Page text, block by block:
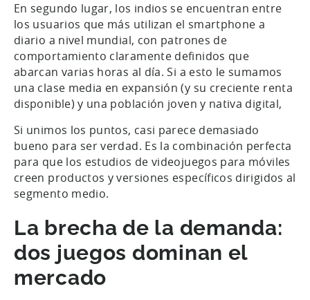
En segundo lugar, los indios se encuentran entre
los usuarios que más utilizan el smartphone a
diario a nivel mundial, con patrones de
comportamiento claramente definidos que
abarcan varias horas al día. Si a esto le sumamos
una clase media en expansión (y su creciente renta
disponible) y una población joven y nativa digital,
Si unimos los puntos, casi parece demasiado
bueno para ser verdad. Es la combinación perfecta
para que los estudios de videojuegos para móviles
creen productos y versiones específicos dirigidos al
segmento medio.
La brecha de la demanda:
dos juegos dominan el
mercado